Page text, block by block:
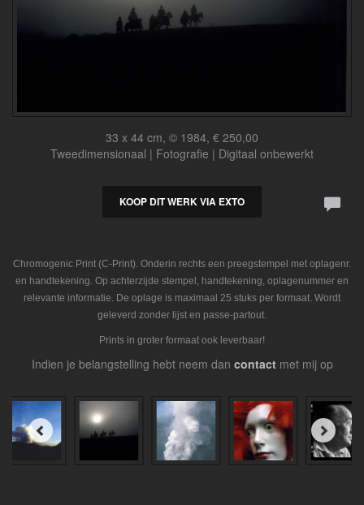
33 x 44 cm, © 1984, € 250,00
Tweedimensionaal | Fotografie | Digitaal onbewerkt
KOOP DIT WERK VIA EXTO
Chromogenic Print (C-Print). Onderin rechts een preegstempel met oplagenr.
en handtekening. Op achterzijde stempel, handtekening, oplagenummer en
relevante informatie. De oplage is maximaal 25 stuks per formaat. Wordt
geleverd zonder lijst en passe-partout.
Prints in groter formaat ook leverbaar!
Indien je belangstelling hebt neem dan contactmet mij op